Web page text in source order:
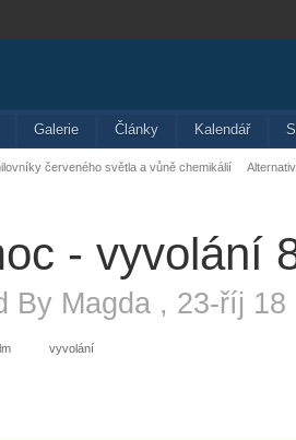
Galerie Články Kalendář
červeného světla a vůně chemikálií
- vyvolání
By Magda , 23-říj 18
vyvolání